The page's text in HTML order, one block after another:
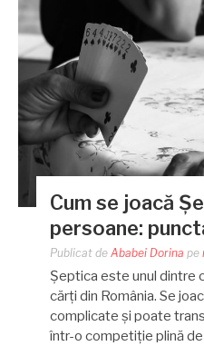
Cum se joacă
persoane:
Publicat de Ababei Dorina pe
Șeptica este unul dintre
cărți din România. Se
complicate și poate
într-o competiție plină